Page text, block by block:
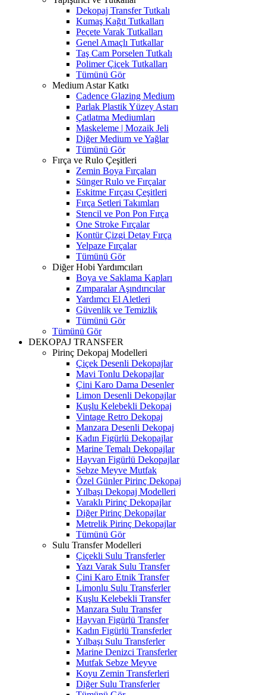
Dekopaj Transfer Tutkalı
Kumaş Kağıt Tutkalları
Peçete Varak Tutkalları
Genel Amaçlı Tutkallar
Taş Cam Porselen Tutkalı
Polimer Çiçek Tutkalları
Tümünü Gör
Medium Astar Katkı
Cadence Glazing Medium
Parlak Plastik Yüzey Astarı
Çatlatma Mediumları
Maskeleme | Mozaik Jeli
Diğer Medium ve Yağlar
Tümünü Gör
Fırça ve Rulo Çeşitleri
Zemin Boya Fırçaları
Sünger Rulo ve Fırçalar
Eskitme Fırçası Çeşitleri
Fırça Setleri Takımları
Stencil ve Pon Pon Fırça
One Stroke Fırçalar
Kontür Çizgi Detay Fırça
Yelpaze Fırçalar
Tümünü Gör
Diğer Hobi Yardımcıları
Boya ve Saklama Kapları
Zımparalar Aşındırıcılar
Yardımcı El Aletleri
Güvenlik ve Temizlik
Tümünü Gör
Tümünü Gör
DEKOPAJ TRANSFER
Pirinç Dekopaj Modelleri
Çiçek Desenli Dekopajlar
Mavi Tonlu Dekopajlar
Çini Karo Dama Desenler
Limon Desenli Dekopajlar
Kuşlu Kelebekli Dekopaj
Vintage Retro Dekopaj
Manzara Desenli Dekopaj
Kadın Figürlü Dekopajlar
Marine Temalı Dekopajlar
Hayvan Figürlü Dekopajlar
Sebze Meyve Mutfak
Özel Günler Pirinç Dekopaj
Yılbaşı Dekopaj Modelleri
Varaklı Pirinç Dekopajlar
Diğer Pirinç Dekopajlar
Metrelik Pirinç Dekopajlar
Tümünü Gör
Sulu Transfer Modelleri
Çiçekli Sulu Transferler
Yazı Varak Sulu Transfer
Çini Karo Etnik Transfer
Limonlu Sulu Transferler
Kuşlu Kelebekli Transfer
Manzara Sulu Transfer
Hayvan Figürlü Transfer
Kadın Figürlü Transferler
Yılbaşı Sulu Transferler
Marine Denizci Transferler
Mutfak Sebze Meyve
Koyu Zemin Transferleri
Diğer Sulu Transferler